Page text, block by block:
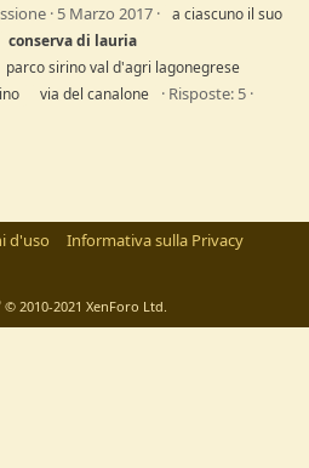
5 Marzo 2017
a ciascuno il suo
conservadi lauria
parco sirino val d'agri lagonegrese
via del canalone
Risposte: 5
d'uso
Informativa sulla Privacy
© 2010-2021 XenForo Ltd.